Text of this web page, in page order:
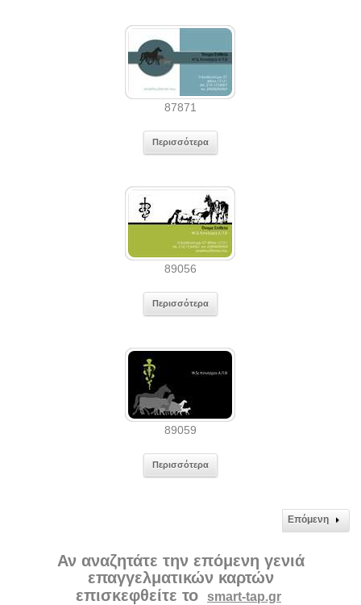
87871
Περισσότερα
89056
Περισσότερα
89059
Περισσότερα
Επόμενη
Αν αναζητάτε την επόμενη γενιά
επαγγελματικών καρτών
επισκεφθείτε το
smart-tap.gr